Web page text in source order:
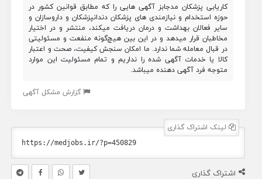
کاریابی پزشکان مدجابز آگهی هایی را که مطابق قوانین کشور در
حوزه استخدام و نیازمندی های پزشکان دندانپزشکان و داروسازان و
سایر فعالان بهداشت و درمان دریافت میکند، منتشر و در اختیار
مخاطبان قرار میدهد و در این بین هیچ‌گونه منفعت و مسئولیتی
در قبال معامله شما ندارد. ما امکان سنجش کیفیت، صحت و اعتبار
کالا یا خدمات آگهی شده را نداریم و تمام مسئولیت این موارد
متوجه فرد آگهی دهنده میباشد.
گزارش مشکل آگهی
لینک اشتراک گذاری
اشتراک گذاری